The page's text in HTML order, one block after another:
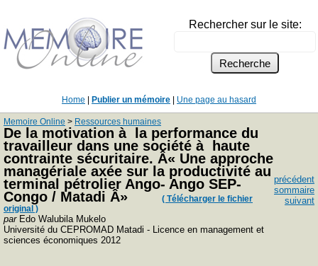
Rechercher sur le site:
Home Publier un mémoire Une page au hasard
Memoire Online > Ressources humaines
De la motivation à la performance du
travailleur dans une société à haute
contrainte sécuritaire. Â« Une approche
managériale axée sur la productivité au
terminal pétrolier Ango- Ango SEP-
Congo / Matadi Â»
( Télécharger le fichier
original )
parEdo Walubila Mukelo
Université du CEPROMAD Matadi - Licence en management et
sciences économiques 2012
précédent
sommaire
suivant